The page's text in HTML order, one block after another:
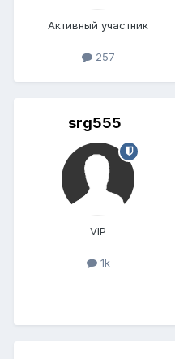
Активный участник
257
srg555
VIP
1k